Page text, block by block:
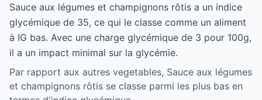
Sauce aux légumes et champignons rôtis a un indice
glycémique de 35, ce qui le classe comme un aliment
à IG bas. Avec une charge glycémique de 3 pour 100g,
il a un impact minimal sur la glycémie.
Par rapport aux autres vegetables, Sauce aux légumes
et champignons rôtis se classe parmi les plus bas en